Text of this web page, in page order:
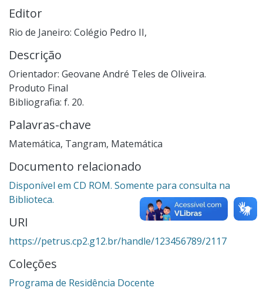
Editor
Rio de Janeiro: Colégio Pedro II,
Descrição
Orientador: Geovane André Teles de Oliveira.
Produto Final
Bibliografia: f. 20.
Palavras-chave
Matemática, Tangram, Matemática
Documento relacionado
Disponível em CD ROM. Somente para consulta na
Biblioteca.
URI
https://petrus.cp2.g12.br/handle/123456789/2117
Coleções
Programa de Residência Docente